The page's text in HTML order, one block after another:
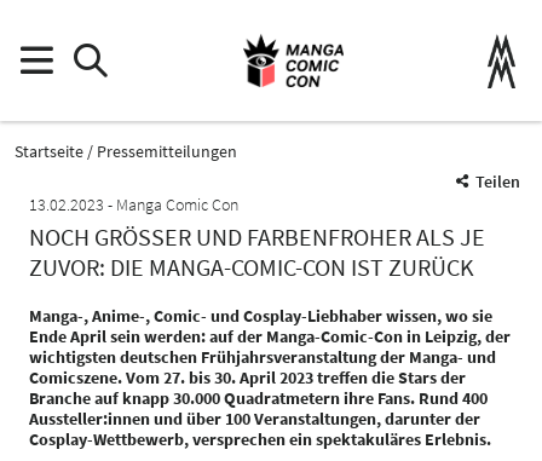
Startseite
Pressemitteilungen
Teilen
13.02.2023
Manga Comic Con
NOCH GRÖSSER UND FARBENFROHER ALS JE Z
UVOR: DIE MANGA-COMIC-CON IST ZURÜCK
Manga-, Anime-, Comic- und Cosplay-Liebhaber wissen, wo sie
Ende April sein werden: auf der Manga-Comic-Con in Leipzig, der
wichtigsten deutschen Frühjahrsveranstaltung der Manga- und
Comicszene. Vom 27. bis 30. April 2023 treffen die Stars der
Branche auf knapp 30.000 Quadratmetern ihre Fans. Rund 400
Aussteller:innen und über 100 Veranstaltungen, darunter der
Cosplay-Wettbewerb, versprechen ein spektakuläres Erlebnis.